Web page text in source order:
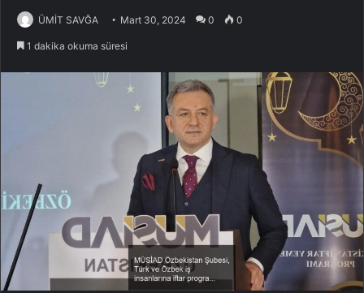
ÜMİT SAVĞA Mart 30, 2024 0 0
1 dakika okuma süresi